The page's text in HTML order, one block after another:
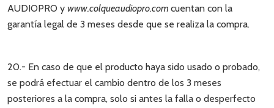
AUDIOPRO y www.colqueaudiopro.com cuentan con la
garantía legal de 3 meses desde que se realiza la compra.
20.- En caso de que el producto haya sido usado o probado,
se podrá efectuar el cambio dentro de los 3 meses
posteriores a la compra, solo si antes la falla o desperfecto